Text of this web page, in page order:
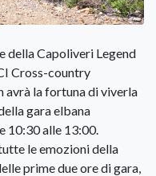
della Capoliveri Legend
Cross-country
avrà la fortuna di viverla
gara elbana
10:30 alle 13:00.
le emozioni della
prime due ore di gara,